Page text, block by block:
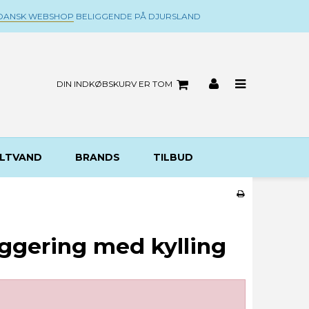
WEBSHOP BELIGGENDE PÅ DJURSLAND
DIN INDKØBSKURV ER TOM
BRANDS TILBUD
med kylling